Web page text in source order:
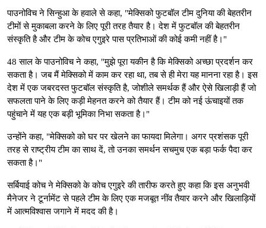
पाउनोविच ने सिन्हुआ के हवाले से कहा, "मेक्सिको फुटबॉल टीम दुनिया की बेहतरीन
टीमों से मुकाबला करने के लिए पूरी तरह तैयार है। देश में फुटबॉल की बेहतरीन
संस्कृति है और टीम के कोच एगुइरे पास प्रतिभाओं की कोई कमी नहीं है।"
48 साल के पाउनोविच ने कहा, "मुझे पूरा यकीन है कि मेक्सिको अच्छा प्रदर्शन कर
सकता है। जब मैं मेक्सिको में काम कर रहा था, तब से ही मेरा यह मानना ​​रहा है। इस
देश में एक जबरदस्त फुटबॉल संस्कृति है, जोशीले समर्थक हैं और ऐसे खिलाड़ी हैं जो
सफलता पाने के लिए कड़ी मेहनत करने को तैयार हैं। टीम को नई ऊंचाइयों तक
पहुंचाने में यह एक बड़ी भूमिका निभा सकता है।"
उन्होंने कहा, "मेक्सिको को घर पर खेलने का फायदा मिलेगा। अगर प्रशंसक पूरी
तरह से राष्ट्रीय टीम का साथ दें, तो उनका समर्थन सचमुच एक बड़ा फर्क पैदा कर
सकता है।"
सर्बियाई कोच ने मेक्सिको के कोच एगुइरे की तारीफ करते हुए कहा कि इस अनुभवी
मैनेजर ने टूर्नामेंट से पहले टीम के लिए एक मजबूत नींव तैयार करने और खिलाड़ियों
में आत्मविश्वास जगाने में मदद की है।